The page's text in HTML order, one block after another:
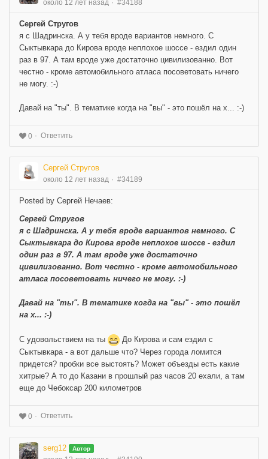
около 12 лет назад #34188
Сергей Стругов
я с Шадринска. А у тебя вроде вариантов немного. С
Сыктывкара до Кирова вроде неплохое шоссе - ездил один
раз в 97. А там вроде уже достаточно цивилизованно. Вот
честно - кроме автомобильного атласа посоветовать ничего
не могу. :-)
Давай на "ты". В тематике когда на "вы" - это пошёл на х... :-)
0 Ответить
Сергей Стругов
около 12 лет назад #34189
Posted by Сергей Нечаев:
Сергей Стругов
я с Шадринска. А у тебя вроде вариантов немного. С
Сыктывкара до Кирова вроде неплохое шоссе - ездил
один раз в 97. А там вроде уже достаточно
цивилизованно. Вот честно - кроме автомобильного
атласа посоветовать ничего не могу. :-)
Давай на "ты". В тематике когда на "вы" - это пошёл
на х... :-)
С удовольствием на ты
До Кирова и сам ездил с
Сыктывкара - а вот дальше что? Через города ломится
придется? пробки все выстоять? Может объезды есть какие
хитрые? А то до Казани в прошлый раз часов 20 ехали, а там
еще до Чебоксар 200 километров
0 Ответить
serg12 Автор